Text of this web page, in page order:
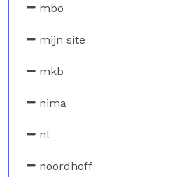
mbo
mijn site
mkb
nima
nl
noordhoff